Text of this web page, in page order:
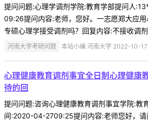
提问问题:心理学调剂学院:教育学部提问人
09:26提问内容:老师，您好。一志愿郑大应
专硕心理学接受调剂吗？回复内容:不接收调
河南大学考研问题 本站小编 河南大学 2022-10-17
心理健康教育调剂事宜全日制心理健康
待的回
提问问题:咨询心理健康教育调剂事宜学院:教
间:2020-04-2709:25提问内容:老师您好，请